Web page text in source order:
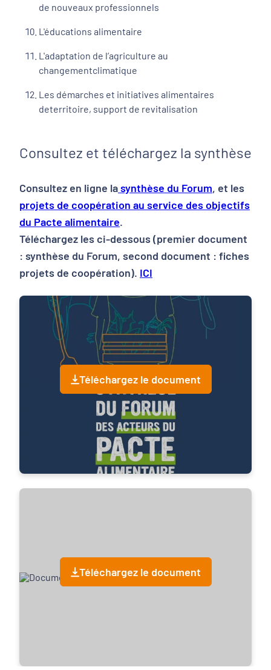
de nouveaux professionnels
L'éducations alimentaire
L'adaptation de l’agriculture au
changementclimatique
Les démarches et initiatives alimentaires
deterritoire, support de revitalisation
Consultez et téléchargez la synthèse
Consultez en ligne lasynthèse du Forum, et les
projets de coopération au service des objectifs
du Pacte alimentaire.
Téléchargez les ci-dessous (premier document
: synthèse du Forum, second document : fiches
projets de coopération). ICI
Téléchargez le document
Téléchargez le document